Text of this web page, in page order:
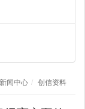
新闻中心 创信资料